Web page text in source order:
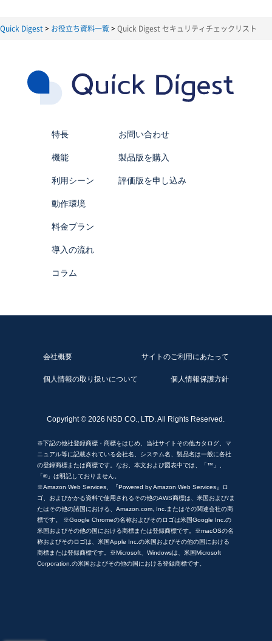
お、本規定で用いられる「個人データ」は、個人情報保護
2. 利用目的
当社は、以下の目的に必要な範囲で、個人情報を利用いた
します。以下の目的の範囲を超えて個人情報を利用する場
られた場合には遅滞なく通知いたします。
ことがあります。
当社は、お客様の氏名、所属する団体名、部署名、都道府
ことがあります。
・お客様からのお問い合わせに対する回答
関する情報の提供"
上記に定めるもののほか、当社製品の品質向上、新サービ
超えてお客様情報を利用する場合には、お客様へ利用目的
3. 個人データの第三者提供
当社は、お客様の同意を得ることなく、本サービスを通じ
とがあります。
(2) 公衆衛生の向上又は児童の健全な育成の推進のために特
に必要がある場合
(3) 国の機関若しくは地方公共団体又はその委託を受けた者
が法令の定める事務を遂行することに対して協力する必要
がある場合
(4) その他法令で認められる場合
4. 個人データの取扱いの委託
当社は、利用目的の達成に必要な範囲内において、個人デ
ータの取扱いの全部又は一部を委託する場合があります。
この場合、当社は、委託先としての適格性を十分審査する
Quick Digest お役立ち資料一覧 Quick Digest セキュリティチェックリスト
特長
機能
利用シーン
動作環境
料金プラン
導入の流れ
コラム
お問い合わせ
製品版を購入
評価版を申し込み
会社概要 サイトのご利用にあたって
個人情報の取り扱いについて 個人情報保護方針
Copyright ©2026 NSD CO., LTD. All Rights Reserved.
※下記の他社登録商標・商標をはじめ、当社サイトその他カタログ、マ
ニュアル等に記載されている会社名、システム名、製品名は一般に各社
の登録商標または商標です。なお、本文および図表中では、「™」、
「®」は明記しておりません。
※Amazon Web Services、『Powered by Amazon Web Services』ロ
ゴ、およびかかる資料で使用されるその他のAWS商標は、米国および/ま
たはその他の諸国における、Amazon.com, Inc.またはその関連会社の商
標です。 ※Google Chromeの名称およびそのロゴは米国Google Inc.の
米国およびその他の国における商標または登録商標です。※macOSの名
称およびそのロゴは、米国Apple Inc.の米国およびその他の国における
商標または登録商標です。※Microsoft、Windowsは、米国Microsoft
Corporation.の米国およびその他の国における登録商標です。